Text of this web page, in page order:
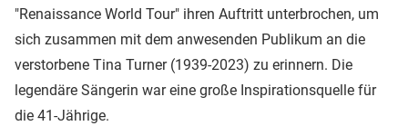
"Renaissance World Tour" ihren Auftritt unterbrochen, um
sich zusammen mit dem anwesenden Publikum an die
verstorbene Tina Turner (1939-2023) zu erinnern. Die
legendäre Sängerin war eine große Inspirationsquelle für
die 41-Jährige.